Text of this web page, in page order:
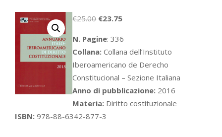
€25.00 Il
originale
era:
€25.00.
€23.75Il
attuale
è:
€23.75.
N. Pagine: 336
Collana: Collana dell’Instituto
Iberoamericano de Derecho
Constitucional – Sezione Italiana
Anno di pubblicazione: 2016
Materia: Diritto costituzionale
ISBN: 978-88-6342-877-3